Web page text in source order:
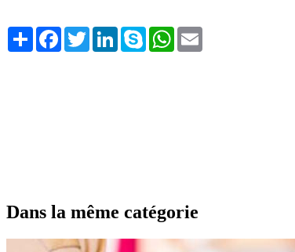
Share FacebookTwitterLinkedInSkype WhatsApp
Dans la même catégorie